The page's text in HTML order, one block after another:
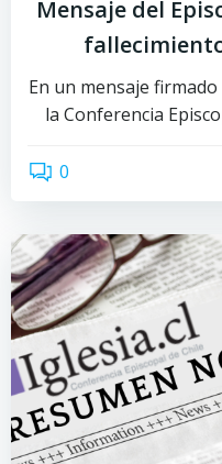
Mensaje del
En un mensaje
la Conferencia
0